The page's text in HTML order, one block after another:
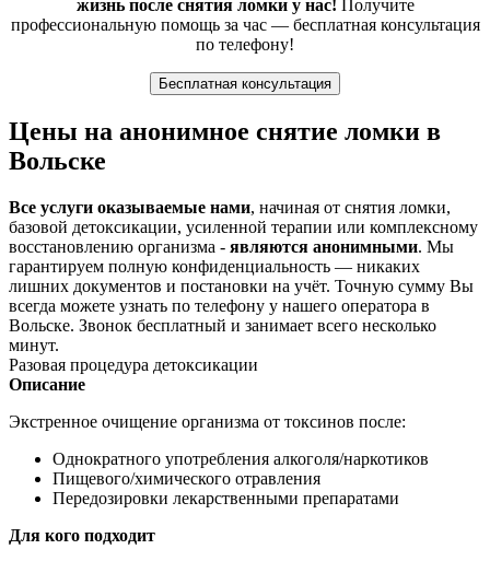
жизнь после снятия ломки у нас! Получите
профессиональную помощь за час — бесплатная консультация
по телефону!
Бесплатная консультация
Цены на анонимное снятие ломки в
Вольске
Все услуги оказываемые нами, начиная от снятия ломки,
базовой детоксикации, усиленной терапии или комплексному
восстановлению организма - являются анонимными. Мы
гарантируем полную конфиденциальность — никаких
лишних документов и постановки на учёт. Точную сумму Вы
всегда можете узнать по телефону у нашего оператора в
Вольске. Звонок бесплатный и занимает всего несколько
минут.
Разовая процедура детоксикации
Описание
Экстренное очищение организма от токсинов после:
Однократного употребления алкоголя/наркотиков
Пищевого/химического отравления
Передозировки лекарственными препаратами
Для кого подходит